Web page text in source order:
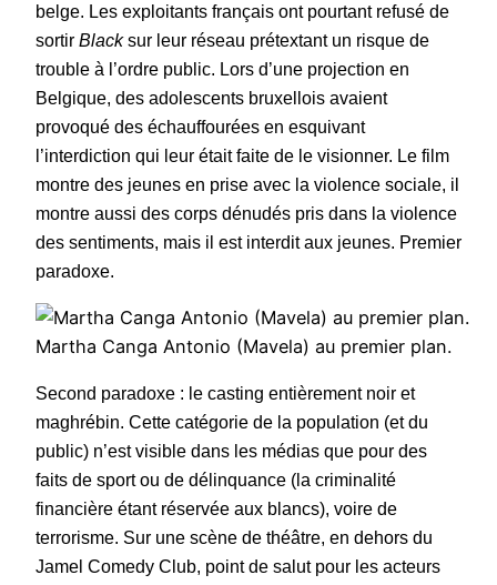
belge. Les exploitants français ont pourtant refusé de
sortir Blacksur leur réseau prétextant un risque de
trouble à l’ordre public. Lors d’une projection en
Belgique, des adolescents bruxellois avaient
provoqué des échauffourées en esquivant
l’interdiction qui leur était faite de le visionner. Le film
montre des jeunes en prise avec la violence sociale, il
montre aussi des corps dénudés pris dans la violence
des sentiments, mais il est interdit aux jeunes. Premier
paradoxe.
Martha Canga Antonio (Mavela) au premier plan.
Second paradoxe : le casting entièrement noir et
maghrébin. Cette catégorie de la population (et du
public) n’est visible dans les médias que pour des
faits de sport ou de délinquance (la criminalité
financière étant réservée aux blancs), voire de
terrorisme. Sur une scène de théâtre, en dehors du
Jamel Comedy Club, point de salut pour les acteurs